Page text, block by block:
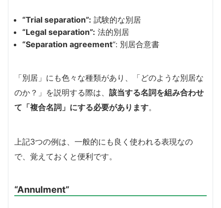
“Trial separation”: 試験的な別居
“Legal separation”: 法的別居
“Separation agreement“: 別居合意書
「別居」にも色々な種類があり、「どのような別居な
のか？」を説明する際は、 該当する名詞を組み合わせ
て「複合名詞」にする必要があります。
上記3つの例は、一般的にも良く使われる表現なの
で、覚えておくと便利です。
“Annulment”